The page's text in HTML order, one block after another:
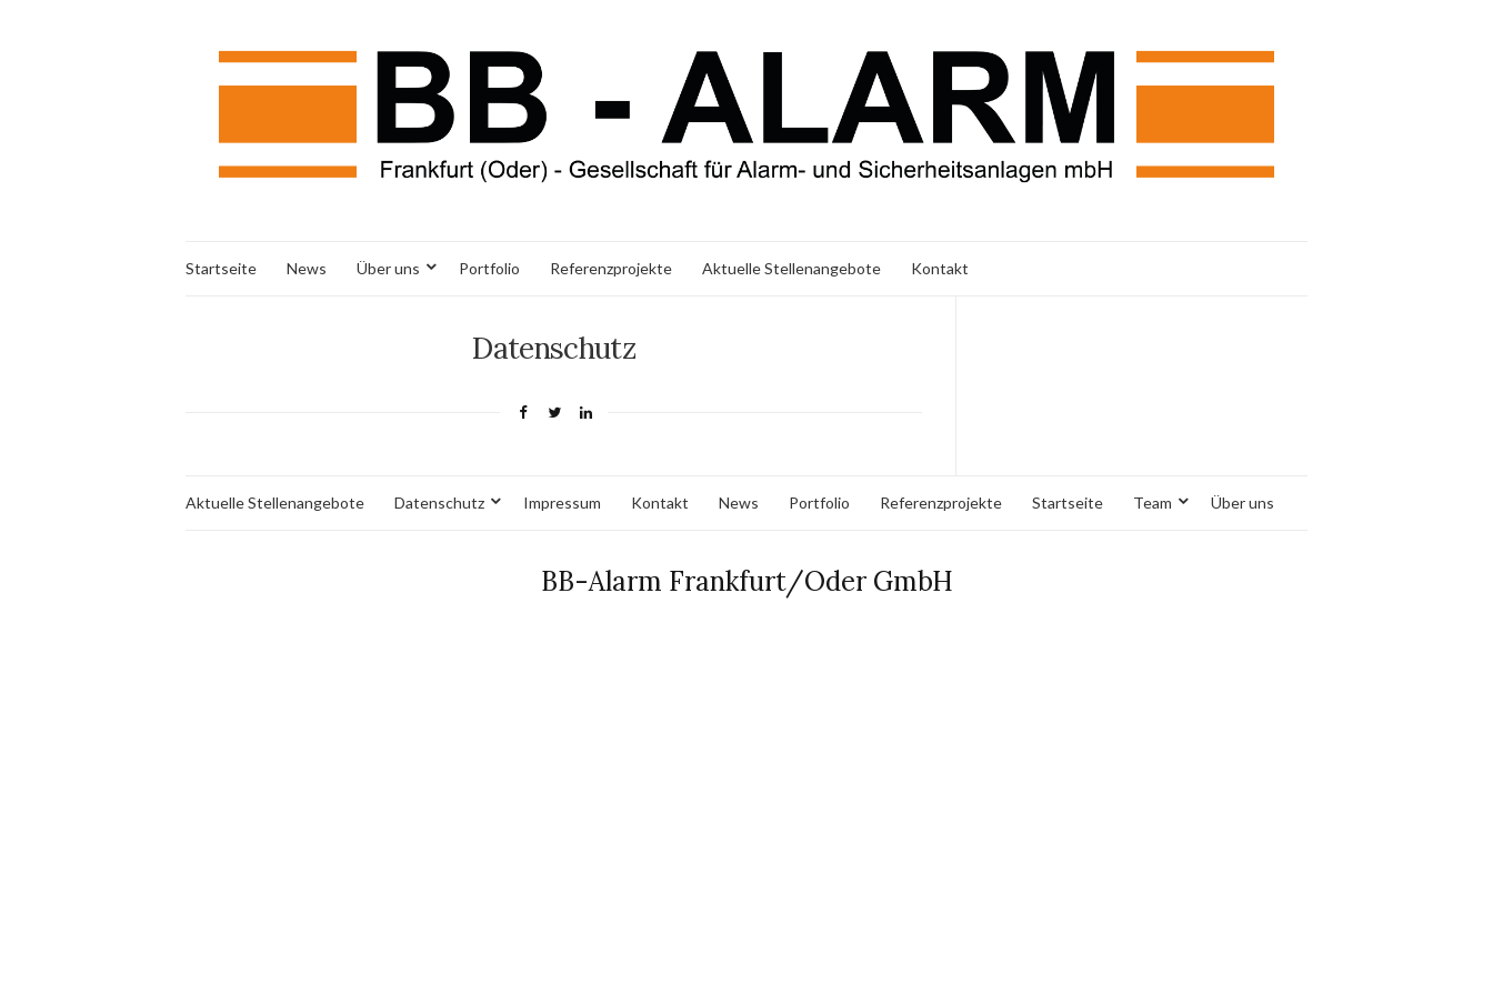
Startseite News Über uns Portfolio Referenzprojekte Aktuelle Stellenangebote Kontakt
Datenschutz
Aktuelle Stellenangebote Datenschutz Impressum Kontakt News Portfolio Referenzprojekte Startseite Team Über uns
BB-Alarm Frankfurt/Oder GmbH